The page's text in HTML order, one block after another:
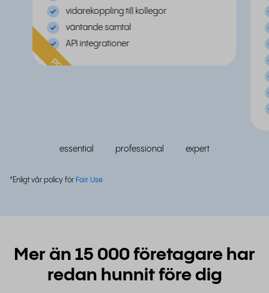
vidarekoppling till kollegor
väntande samtal
API integrationer
populär
essential professional expert
*Enligt vår policy för Fair Use
Mer än 15 000 företagare har
redan hunnit före dig